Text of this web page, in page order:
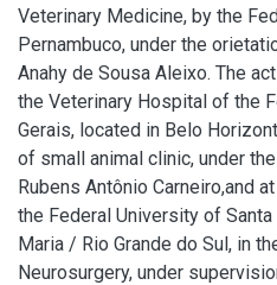
Veterinary Medicine, by the
Pernambuco, under the
Anahy de Sousa Aleixo. The
the Veterinary Hospital of the
Gerais, located in Belo
of small animal clinic, under
Rubens Antônio Carneiro,and
the Federal University of
Maria / Rio Grande do Sul, in
Neurosurgery, under